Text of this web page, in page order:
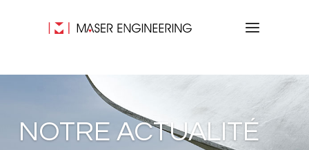
NOTRE ACTUALITÉ